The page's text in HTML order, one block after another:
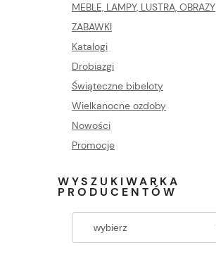
MEBLE, LAMPY, LUSTRA, OBRAZY
ZABAWKI
Katalogi
Drobiazgi
Świąteczne bibeloty
Wielkanocne ozdoby
Nowości
Promocje
WYSZUKIWARKA
PRODUCENTÓW